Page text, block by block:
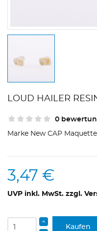
LOUD HAILER
0
Marke New CAP
3,47 €
UVP inkl. MwSt. zzgl.
Kaufen